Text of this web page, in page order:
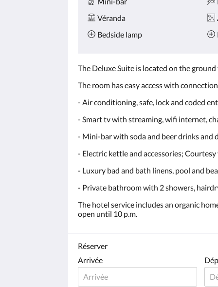
Véranda
Bedside lamp
The Deluxe Suite is located on the
The room has easy access with
- Air conditioning, safe, lock and coded
- Smart tv with streaming, wifi internet,
- Mini-bar with soda and beer drinks and
- Electric kettle and accessories; Courtesy
- Luxury bad and bath linens, pool and
- Private bathroom with 2 showers,
The hotel service includes an organic
open until 10 p.m.
Réserver
Arrivée